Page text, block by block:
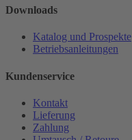
Downloads
Katalog und Prospekte
Betriebsanleitungen
Kundenservice
Kontakt
Lieferung
Zahlung